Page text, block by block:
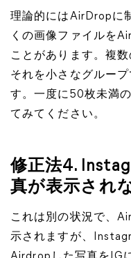
理論的にはAirDropに
くの画像ファイルを
ことがあります。複
それを小さなグルー
す。一度に50枚未満
てみてください。
修正法4.
真が表示され
これは別の状況で、
示されますが、